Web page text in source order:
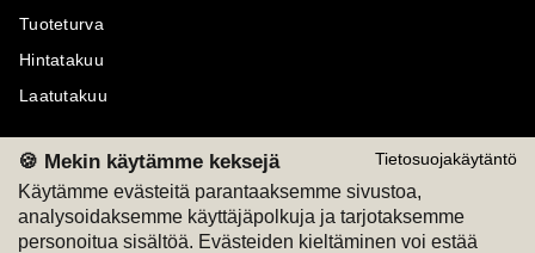
Tietosuojakäytäntö
🍪 Mekin käytämme keksejä
Käytämme evästeitä parantaaksemme sivustoa,
analysoidaksemme käyttäjäpolkuja ja tarjotaksemme
personoitua sisältöä. Evästeiden kieltäminen voi estää
Tuoteturva
Hintatakuu
Laatutakuu
Maksutavat Seuraa meitä